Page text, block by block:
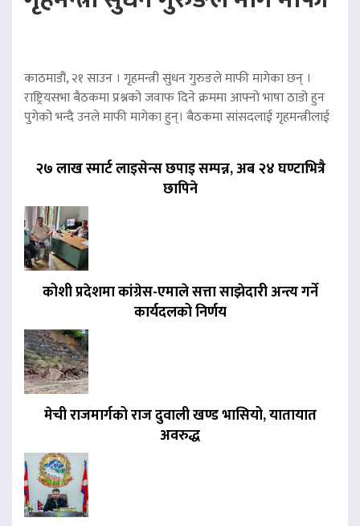
काठमाडौं, २१ साउन । गृहमन्त्री सुधन गुरुङले माफी मागेका छन् ।
राष्ट्रियसभा बैठकमा प्रश्नको जवाफ दिने क्रममा आफ्नो भाषा ठाडो हुन
पुगेको भन्दै उनले माफी मागेका हुन्। बैठकमा सांसदलाई गृहमन्त्रीलाई
२७ लाख स्मार्ट लाइसेन्स छपाइ सम्पन्न, अब २४ घण्टाभित्रै
छापिने
कोशी प्रदेशमा कांग्रेस-एमाले सत्ता साझेदारी अन्त्य गर्ने
कार्यदलको निर्णय
मेची राजमार्गको राज दुवाली खण्ड भासियो, यातायात
अवरुद्ध